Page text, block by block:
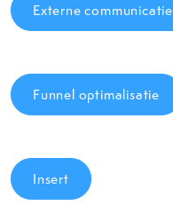
Externe communicatie
Funnel optimalisatie
Insert